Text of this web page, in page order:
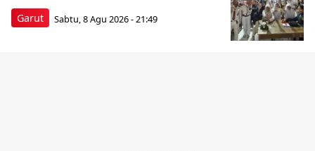
Garut Sabtu, 8 Agu 2026 - 21:49